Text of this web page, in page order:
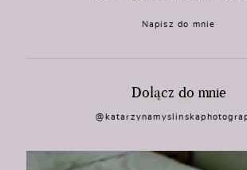
Napisz do mnie
Dołącz do mnie